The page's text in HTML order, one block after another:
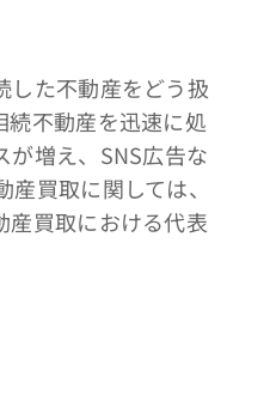
した不動産をどう扱
続不動産を迅速に処
が増え、SNS広告な
買取に関しては、
産買取における代表